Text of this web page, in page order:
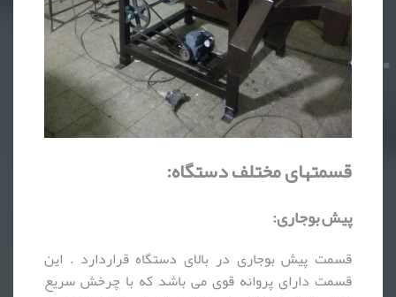
قسمتهای مختلف دستگاه:
پیش بوجاری:
قسمت پیش بوجاری در بالای دستگاه قراردارد . این
قسمت دارای پروانه قوی می باشد که با چرخش سریع